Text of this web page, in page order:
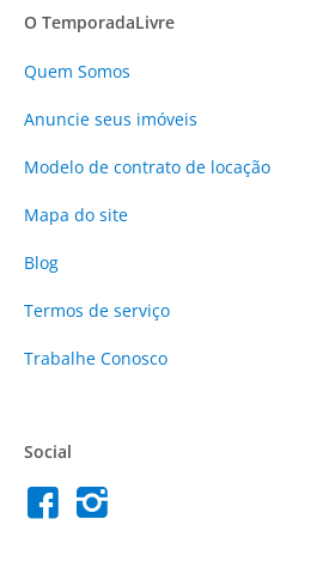
O TemporadaLivre
Quem Somos
Anuncie seus imóveis
Modelo de contrato de locação
Mapa do site
Blog
Termos de serviço
Trabalhe Conosco
Social